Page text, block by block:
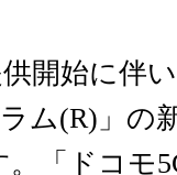
供開始に伴
ム(R)」の
。「ドコモ